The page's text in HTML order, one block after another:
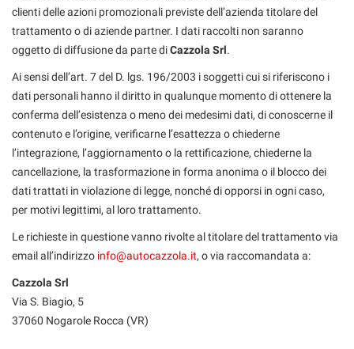
CONTATTI
clienti delle azioni promozionali previste dell’azienda titolare del
trattamento o di aziende partner. I dati raccolti non saranno
oggetto di diffusione da parte diCazzola Srl.
Ai sensi dell’art. 7 del D. lgs. 196/2003 i soggetti cui si riferiscono i
dati personali hanno il diritto in qualunque momento di ottenere la
conferma dell’esistenza o meno dei medesimi dati, di conoscerne il
contenuto e l’origine, verificarne l’esattezza o chiederne
l’integrazione, l’aggiornamento o la rettificazione, chiederne la
cancellazione, la trasformazione in forma anonima o il blocco dei
dati trattati in violazione di legge, nonché di opporsi in ogni caso,
per motivi legittimi, al loro trattamento.
Le richieste in questione vanno rivolte al titolare del trattamento via
email all’indirizzo info@autocazzola.it, o via raccomandata a:
Cazzola Srl
Via S. Biagio, 5
37060 Nogarole Rocca (VR)